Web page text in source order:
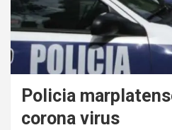
Policia
corona virus